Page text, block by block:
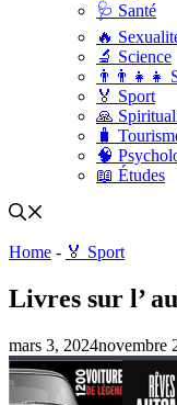
🩺 Santé
🔥
🔬 Science
👨‍👨‍👧‍👧
🏅 Sport
🙏
🧳
🧠
📖 Études
Home - 🏅 Sport
Livres sur l’
mars 3, 2024novembre